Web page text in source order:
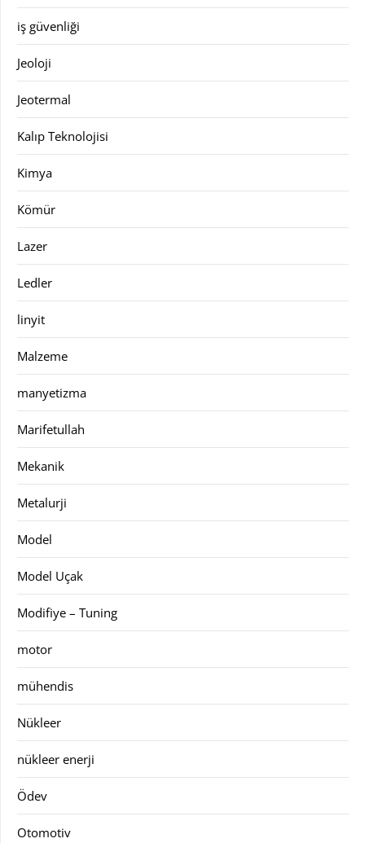
iş güvenliği
Jeoloji
Jeotermal
Kalıp Teknolojisi
Kimya
Kömür
Lazer
Ledler
linyit
Malzeme
manyetizma
Marifetullah
Mekanik
Metalurji
Model
Model Uçak
Modifiye – Tuning
motor
mühendis
Nükleer
nükleer enerji
Ödev
Otomotiv